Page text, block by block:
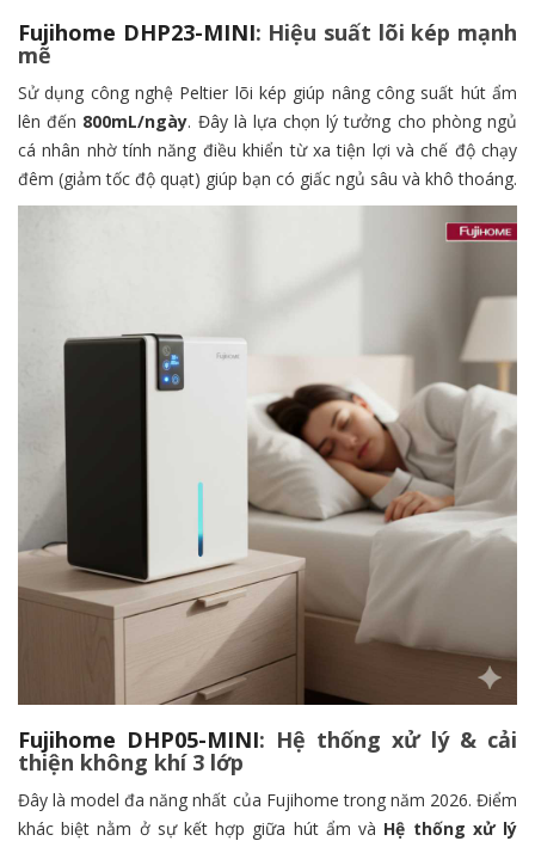
Fujihome DHP23-MINI: Hiệu suất lõi kép mạnh
mẽ
Sử dụng công nghệ Peltier lõi kép giúp nâng công suất hút ẩm
lên đến 800mL/ngày. Đây là lựa chọn lý tưởng cho phòng ngủ
cá nhân nhờ tính năng điều khiển từ xa tiện lợi và chế độ chạy
đêm (giảm tốc độ quạt) giúp bạn có giấc ngủ sâu và khô thoáng.
Fujihome DHP05-MINI: Hệ thống xử lý & cải
thiện không khí 3 lớp
Đây là model đa năng nhất của Fujihome trong năm 2026. Điểm
khác biệt nằm ở sự kết hợp giữa hút ẩm và Hệ thống xử lý